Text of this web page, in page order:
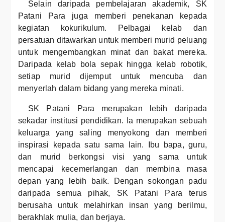
Selain daripada pembelajaran akademik, SK
Patani Para juga memberi penekanan kepada
kegiatan kokurikulum. Pelbagai kelab dan
persatuan ditawarkan untuk memberi murid peluang
untuk mengembangkan minat dan bakat mereka.
Daripada kelab bola sepak hingga kelab robotik,
setiap murid dijemput untuk mencuba dan
menyerlah dalam bidang yang mereka minati.
SK Patani Para merupakan lebih daripada
sekadar institusi pendidikan. Ia merupakan sebuah
keluarga yang saling menyokong dan memberi
inspirasi kepada satu sama lain. Ibu bapa, guru,
dan murid berkongsi visi yang sama untuk
mencapai kecemerlangan dan membina masa
depan yang lebih baik. Dengan sokongan padu
daripada semua pihak, SK Patani Para terus
berusaha untuk melahirkan insan yang berilmu,
berakhlak mulia, dan berjaya.